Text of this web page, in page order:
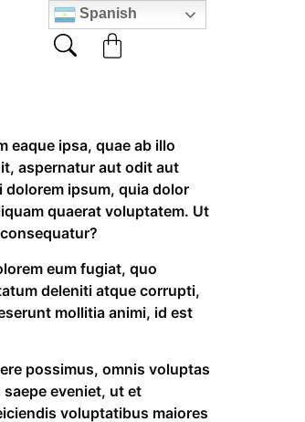
eaque ipsa, quae ab illo
aspernatur aut odit aut
ipsum, quia dolor
quaerat voluptatem. Ut
eum fugiat, quo
deleniti atque corrupti,
mollitia animi, id est
possimus, omnis voluptas
eveniet, ut et
voluptatibus maiores
Spanish